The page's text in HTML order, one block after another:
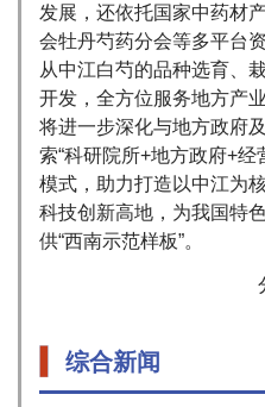
发展，还依托国家中药材
会牡丹芍药分会等多平台
从中江白芍的品种选育、
开发，全方位服务地方产
将进一步深化与地方政府
索“科研院所+地方政府+
模式，助力打造以中江为
科技创新高地，为我国特
供“西南示范样板”。
综合新闻